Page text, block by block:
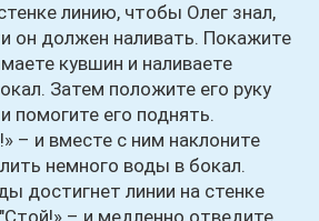
линию, чтобы Олег знал,
он должен наливать. Покажите
кувшин и наливаете
Затем положите его руку
помогите его поднять.
– и вместе с ним наклоните
немного воды в бокал.
достигнет линии на стенке
– и медленно отведите